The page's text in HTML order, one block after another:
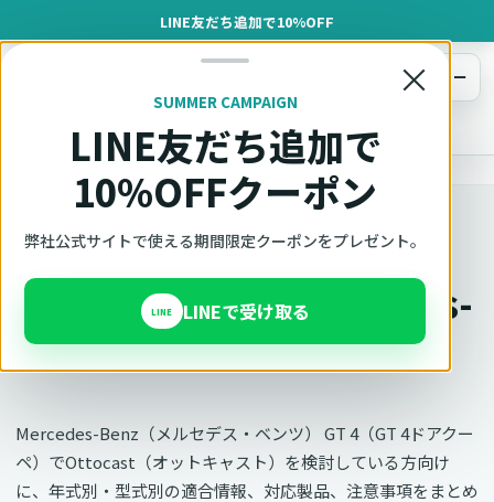
LINE友だち追加で10%OFF
×
SUMMER CAMPAIGN
LINE友だち追加で
10%OFFクーポン
弊社公式サイトで使える期間限定クーポンをプレゼント。
LINE LINEで受け取る
オットキャスト
メニュー
車種適合確認
Mercedes-Benz（メルセデス・ベンツ）
GT 4（GT 4ドアクーペ）
オットキャスト Mercedes-
Benz GT 4の適合確認
Mercedes-Benz（メルセデス・ベンツ） GT 4（GT 4ドアクー
ペ）でOttocast（オットキャスト）を検討している方向け
に、年式別・型式別の適合情報、対応製品、注意事項をまとめ